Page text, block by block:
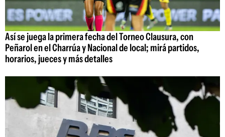
Así se juega la primera fecha del Torneo Clausura, con
Peñarol en el Charrúa y Nacional de local; mirá partidos,
horarios, jueces y más detalles